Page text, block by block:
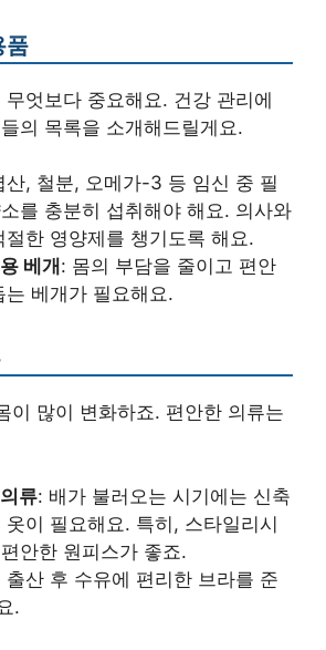
품
엇보다 중요해요. 건강 관리에
의 목록을 소개해드릴게요.
산, 철분, 오메가-3 등 임신 중 필
를 충분히 섭취해야 해요. 의사와
절한 영양제를 챙기도록 해요.
베개 : 몸의 부담을 줄이고 편안
는 베개가 필요해요.
이 많이 변화하죠. 편안한 의류는
류: 배가 불러오는 시기에는 신축
옷이 필요해요. 특히, 스타일리시
안한 원피스가 좋죠.
출산 후 수유에 편리한 브라를 준
.